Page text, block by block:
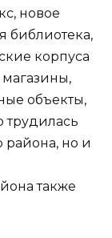
новое
библиотека,
корпуса
объекты,
района, но и
также